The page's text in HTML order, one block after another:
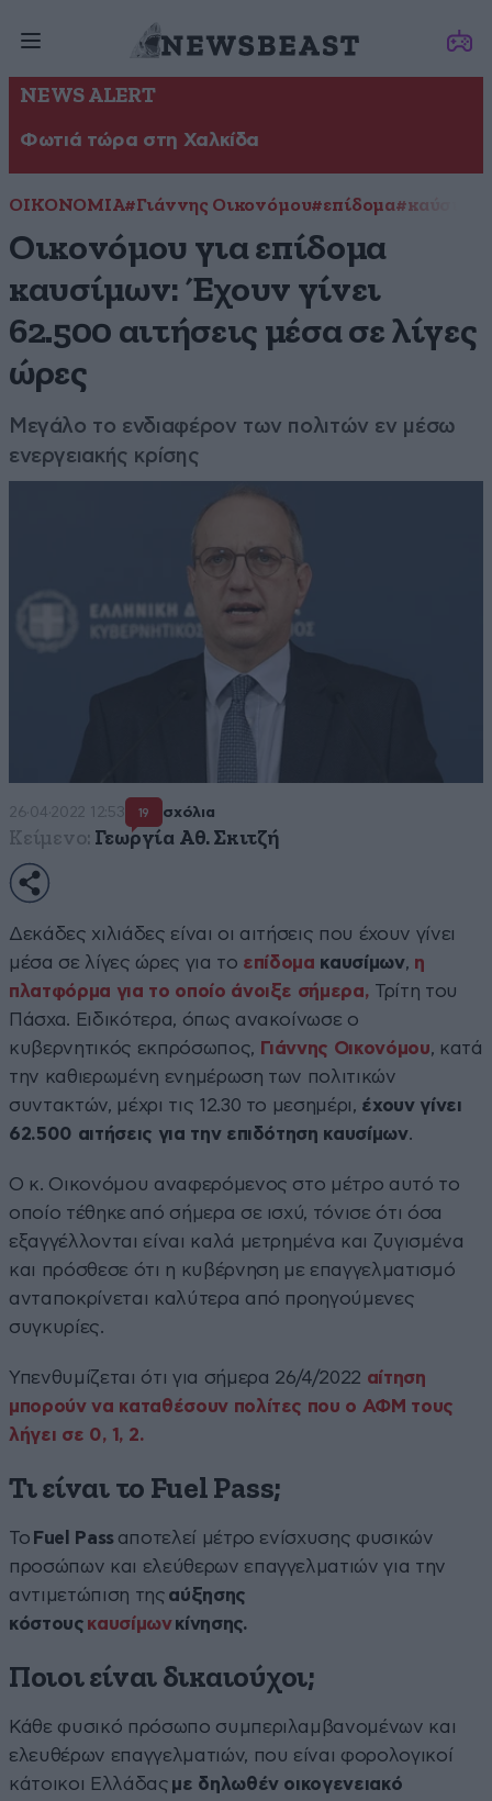
NEWS ALERT
Φωτιά τώρα στη Χαλκίδα
ΟΙΚΟΝΟΜΙΑ#Γιάννης Οικονόμου#επίδομα#καύσιμα
Οικονόμου για επίδομα
καυσίμων: Έχουν γίνει
62.500 αιτήσεις μέσα σε λίγες
ώρες
Μεγάλο το ενδιαφέρον των πολιτών εν μέσω
ενεργειακής κρίσης
26·04·2022 12:53 19 σχόλια
Κείμενο: Γεωργία Αθ. Σκιτζή
Δεκάδες χιλιάδες είναι οι αιτήσεις που έχουν γίνει
μέσα σε λίγες ώρες για το επίδομα καυσίμων, η
πλατφόρμα για το οποίο άνοιξε σήμερα, Τρίτη του
Πάσχα. Ειδικότερα, όπως ανακοίνωσε ο
κυβερνητικός εκπρόσωπος, Γιάννης Οικονόμου, κατά
την καθιερωμένη ενημέρωση των πολιτικών
συντακτών, μέχρι τις 12.30 το μεσημέρι, έχουν γίνει
62.500 αιτήσεις για την επιδότηση καυσίμων.
Ο κ. Οικονόμου αναφερόμενος στο μέτρο αυτό το
οποίο τέθηκε από σήμερα σε ισχύ, τόνισε ότι όσα
εξαγγέλλονται είναι καλά μετρημένα και ζυγισμένα
και πρόσθεσε ότι η κυβέρνηση με επαγγελματισμό
ανταποκρίνεται καλύτερα από προηγούμενες
συγκυρίες.
Υπενθυμίζεται ότι για σήμερα 26/4/2022 αίτηση
μπορούν να καταθέσουν πολίτες που ο ΑΦΜ τους
λήγει σε 0, 1, 2.
Τι είναι το Fuel Pass;
Το Fuel Passαποτελεί μέτρο ενίσχυσης φυσικών
προσώπων και ελεύθερων επαγγελματιών για την
αντιμετώπιση της αύξησης
κόστους καυσίμωνκίνησης.
Ποιοι είναι δικαιούχοι;
Κάθε φυσικό πρόσωπο συμπεριλαμβανομένων και
ελευθέρων επαγγελματιών, που είναι φορολογικοί
κάτοικοι Ελλάδας με δηλωθέν οικογενειακό